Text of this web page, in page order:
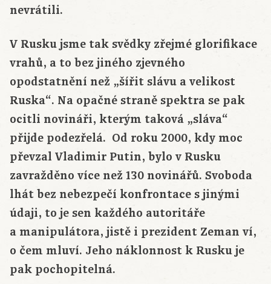
nevrátili.
V Rusku jsme tak svědky zřejmé glorifikace
vrahů, a to bez jiného zjevného
opodstatnění než „šířit slávu a velikost
Ruska“. Na opačné straně spektra se pak
ocitli novináři, kterým taková „sláva“
přijde podezřelá. Od roku 2000, kdy moc
převzal Vladimir Putin, bylo v Rusku
zavražděno více než 130 novinářů. Svoboda
lhát bez nebezpečí konfrontace s jinými
údaji, to je sen každého autoritáře
a manipulátora, jistě i prezident Zeman ví,
o čem mluví. Jeho náklonnost k Rusku je
pak pochopitelná.